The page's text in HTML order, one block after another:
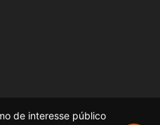
de interesse público